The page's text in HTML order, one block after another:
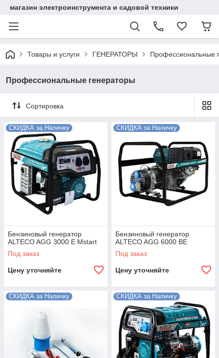
магазин электроинструмента и садовой техники
Товары и услуги ГЕНЕРАТОРЫ Профессиональные
Профессиональные генераторы
Сортировка
СКИДКА за Наличку
Бензиновый генератор
ALTECO AGG 3000 E Mstart
Под заказ
Цену уточняйте
СКИДКА за Наличку
Бензиновый генератор
ALTECO AGG 6000 BE
Под заказ
Цену уточняйте
СКИДКА за Наличку СКИДКА за Наличку